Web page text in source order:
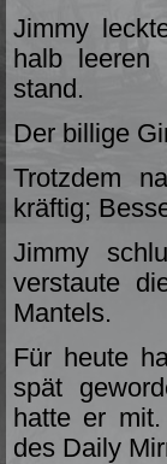
Jimmy
halb leeren
stand.
Der billige
Trotzdem
kräftig;
Jimmy
verstaute
Mantels.
Für heute
spät
hatte er
des Daily